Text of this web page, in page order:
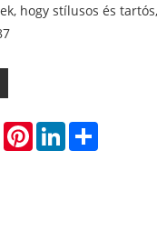
hogy stílusos és
WhatsAppPinterestLinkedIn